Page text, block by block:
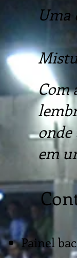
Uma
Com
onde
em
Painel